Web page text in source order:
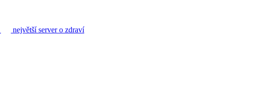
největší server o zdraví